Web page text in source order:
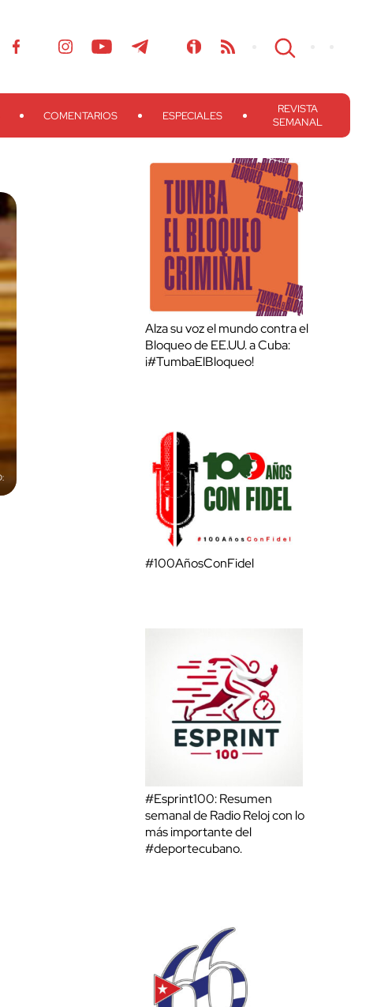
COMENTARIOS ESPECIALES
REVISTA
SEMANAL
Alza su voz el mundo contra el
Bloqueo de EE.UU. a Cuba:
¡#TumbaElBloqueo!
#100AñosConFidel
#Esprint100: Resumen
semanal de Radio Reloj con lo
más importante del
#deportecubano.